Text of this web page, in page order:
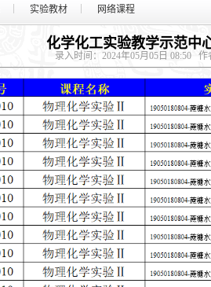
实验教材 网络课程
化学化工实验教学示范中
录入时间：2024年05月05日 08:50 作